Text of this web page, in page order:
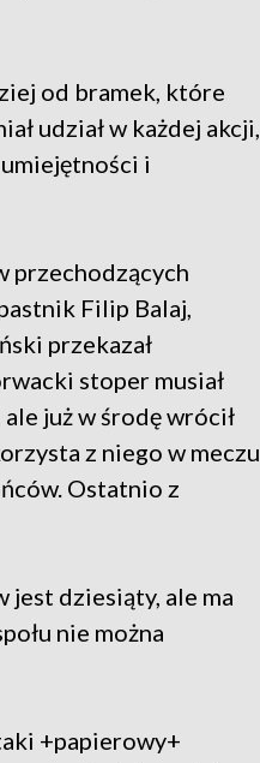
od bramek, które
udział w każdej akcji,
i
przechodzących
Filip Balaj,
przekazał
stoper musiał
już w środę wrócił
z niego w meczu
Ostatnio z
jest dziesiąty, ale ma
nie można
+papierowy+